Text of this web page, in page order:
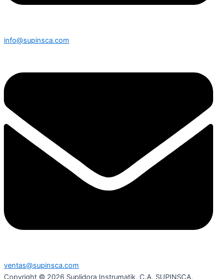
info@supinsca.com
ventas@supinsca.com
Copyright © 2026 Suplidora Instrumatik, C.A. SUPINSCA.